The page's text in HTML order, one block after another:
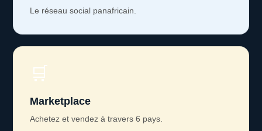
Le réseau social panafricain.
🛒
Marketplace
Achetez et vendez à travers 6 pays.